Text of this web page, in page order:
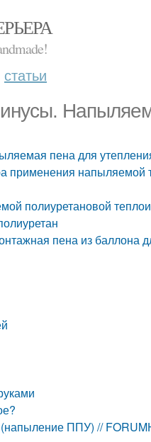
статьи
пена для
применения напыляемой
полиуретановой
пена из баллона
ППУ) //